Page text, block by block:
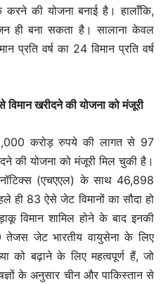
करने की योजना बनाई है। हालाँकि,
ही बना सकता है। सालाना केवल
प्रति वर्ष का 24 विमान प्रति वर्ष
खरीदने की योजना को मंजूरी
करोड़ रुपये की लागत से 97
की योजना को मंजूरी मिल चुकी है।
(एचएएल) के साथ 46,898
83 ऐसे जेट विमानों का सौदा हो
विमान शामिल होने के बाद इनकी
तेजस जेट भारतीय वायुसेना के लिए
को बढ़ाने के लिए महत्वपूर्ण हैं, जो
के अनुसार चीन और पाकिस्तान से